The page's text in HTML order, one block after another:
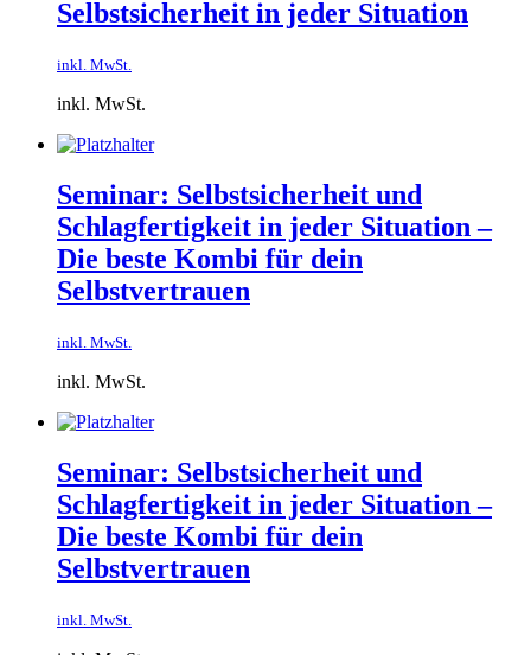
Selbstsicherheit in jeder Situation
inkl. MwSt.
inkl. MwSt.
Seminar: Selbstsicherheit und
Schlagfertigkeit in jeder Situation –
Die beste Kombi für dein
Selbstvertrauen
inkl. MwSt.
inkl. MwSt.
Seminar: Selbstsicherheit und
Schlagfertigkeit in jeder Situation –
Die beste Kombi für dein
Selbstvertrauen
inkl. MwSt.